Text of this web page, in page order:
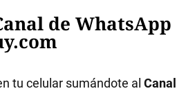
de WhatsApp
tu celular sumándote al Canal